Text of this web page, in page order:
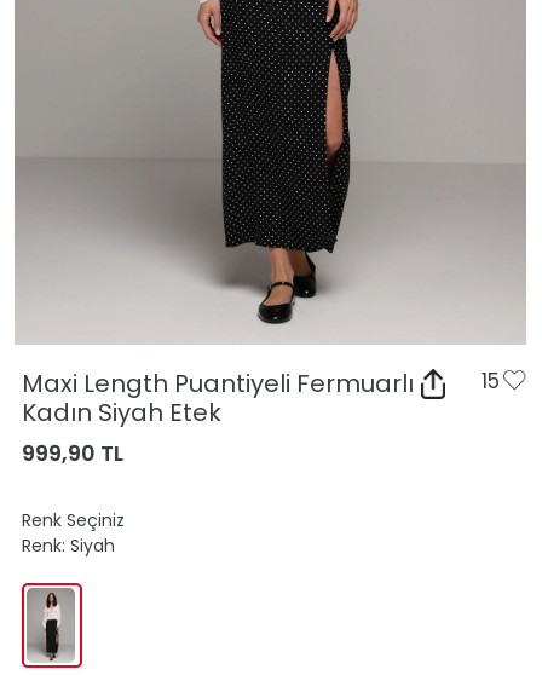
Maxi Length Puantiyeli Fermuarlı
Kadın Siyah Etek
15
999,90 TL
Renk Seçiniz
Renk: Siyah